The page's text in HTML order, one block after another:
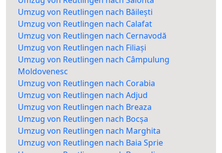
Umzug von Reutlingen nach Băilești
Umzug von Reutlingen nach Calafat
Umzug von Reutlingen nach Cernavodă
Umzug von Reutlingen nach Filiași
Umzug von Reutlingen nach Câmpulung
Moldovenesc
Umzug von Reutlingen nach Corabia
Umzug von Reutlingen nach Adjud
Umzug von Reutlingen nach Breaza
Umzug von Reutlingen nach Bocșa
Umzug von Reutlingen nach Marghita
Umzug von Reutlingen nach Baia Sprie